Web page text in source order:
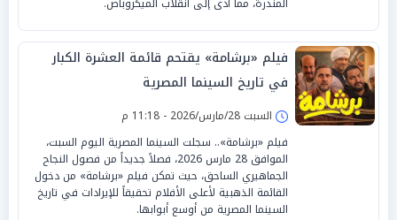
فيلم «برشامة» يقتحم قائمة العشرة الكبار
في تاريخ السينما المصرية
السبت 28/مارس/2026 - 11:18 م
فيلم «برشامة».. سجلت السينما المصرية اليوم السبت،
الموافق 28 مارس 2026، فصلاً جديداً من فصول النجاح
الجماهيري الساحق، حيث تمكن فيلم «برشامة» من دخول
القائمة الذهبية لأعلى الأفلام تحقيقاً للإيرادات في تاريخ
السينما المصرية من أوسع أبوابها.